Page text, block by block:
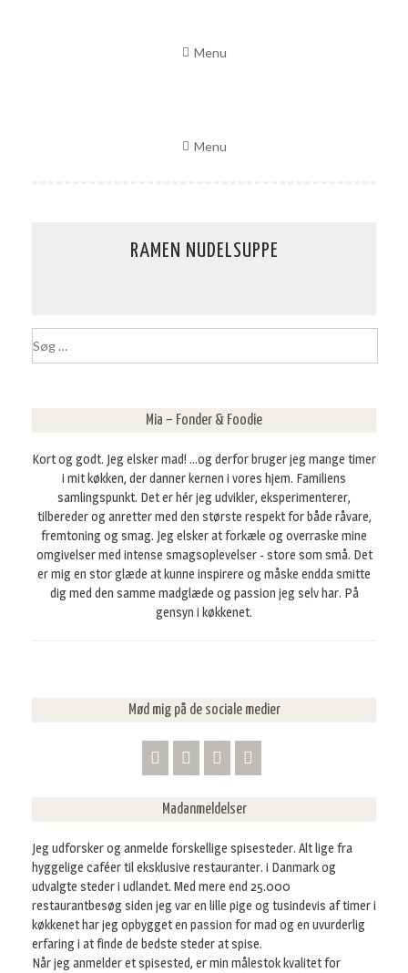
Menu
Menu
RAMEN NUDELSUPPE
e
Mia – Fonder & Foodie
Kort og godt. Jeg elsker mad! ...og derfor bruger jeg mange timer
i mit køkken, der danner kernen i vores hjem. Familiens
samlingspunkt. Det er hér jeg udvikler, eksperimenterer,
tilbereder og anretter med den største respekt for både råvare,
fremtoning og smag. Jeg elsker at forkæle og overraske mine
omgivelser med intense smagsoplevelser - store som små. Det
er mig en stor glæde at kunne inspirere og måske endda smitte
dig med den samme madglæde og passion jeg selv har. På
gensyn i køkkenet.
Mød mig på de sociale medier
Madanmeldelser
Jeg udforsker og anmelde forskellige spisesteder. Alt lige fra
hyggelige caféer til eksklusive restauranter. i Danmark og
udvalgte steder i udlandet. Med mere end 25.000
restaurantbesøg siden jeg var en lille pige og tusindevis af timer i
køkkenet har jeg opbygget en passion for mad og en uvurderlig
erfaring i at finde de bedste steder at spise.
Når jeg anmelder et spisested, er min målestok kvalitet for